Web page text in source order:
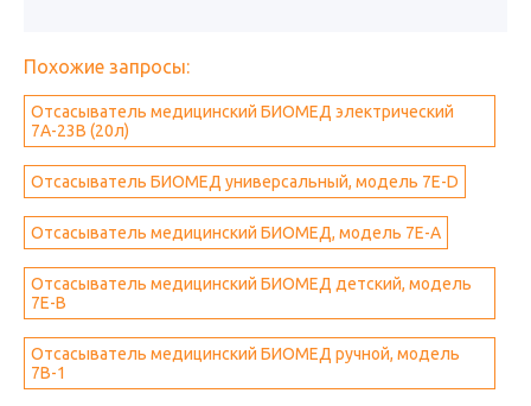
Похожие запросы:
Отсасыватель медицинский БИОМЕД электрический
7А-23В (20л)
Отсасыватель БИОМЕД универсальный, модель 7Е-D
Отсасыватель медицинский БИОМЕД, модель 7Е-А
Отсасыватель медицинский БИОМЕД детский, модель
7Е-B
Отсасыватель медицинский БИОМЕД ручной, модель
7В-1